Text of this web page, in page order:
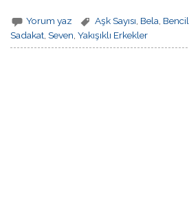
Yorum yaz Aşk Sayısı Bela Bencil
Sadakat ,Seven ,Yakışıklı Erkekler